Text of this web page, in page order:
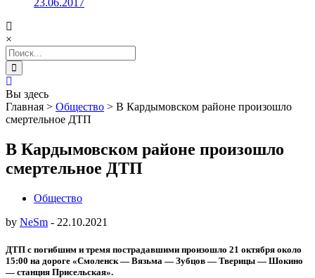
×
Search
for:
Вы здесь
Главная > Общество > В Кардымовском районе произошло
смертельное ДТП
В Кардымовском районе произошло
смертельное ДТП
Общество
by NeSm - 22.10.2021
ДТП с погибшим и тремя пострадавшими произошло 21 октября около
15:00 на дороге «Смоленск — Вязьма — Зубцов — Тверицы — Шокино
— станция Присельская».